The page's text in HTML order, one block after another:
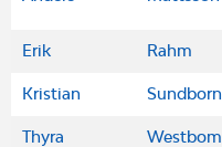
Erik Rahm
Kristian Sundborn
Thyra Westbom